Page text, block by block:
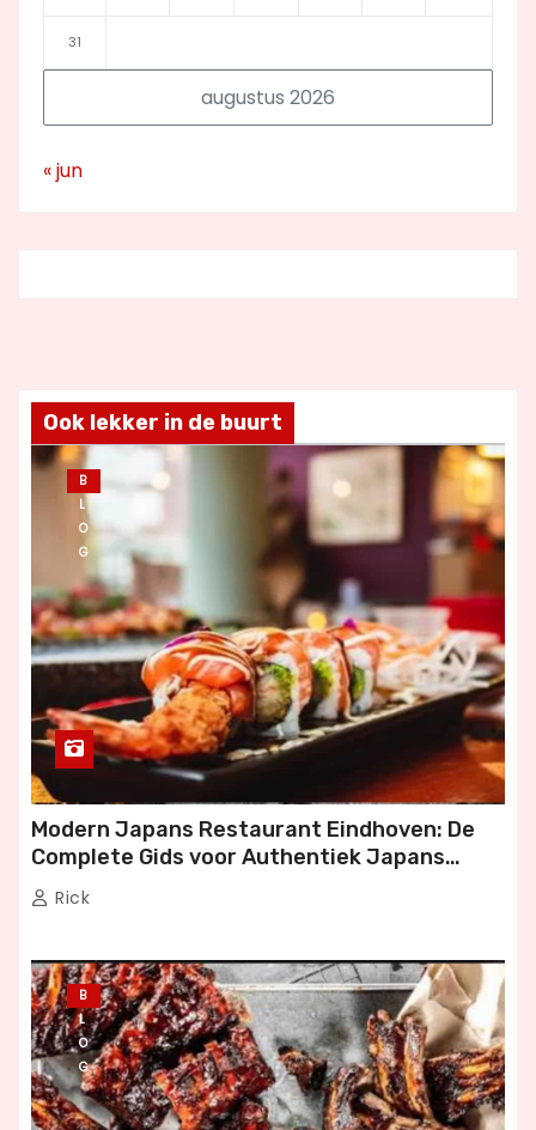
augustus 2026
31
« jun
Ook lekker in de buurt
B
L
O
G
Modern Japans Restaurant Eindhoven: De
Complete Gids voor Authentiek Japans
Dineren
Rick
B
L
O
G